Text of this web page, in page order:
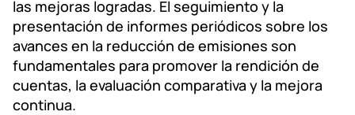
las mejoras logradas. El seguimiento y la
presentación de informes periódicos sobre los
avances en la reducción de emisiones son
fundamentales para promover la rendición de
cuentas, la evaluación comparativa y la mejora
continua.